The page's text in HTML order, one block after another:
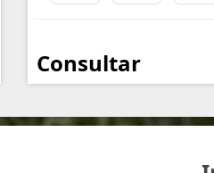
Consultar